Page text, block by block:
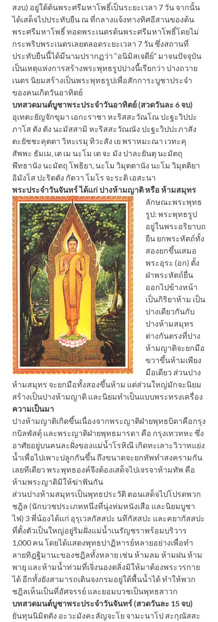
สงบ) อยู่ใต้ต้นพระศรีมหาโพธิ์เป็นระยะเวลา 7 วัน จากนั้น
ได้เสด็จไปประทับยืน ณ ที่กลางแจ้งทางทิศอีสานของต้น
พระศรีมหาโพธิ์ ทอดพระเนตรต้นพระศรีมหาโพธิ์โดยไม่
กระพริบพระเนตรเลยตลอดระยะเวลา 7 วัน ซึ่งสถานที่
ประทับยืนนี้ได้มีนามปรากฏว่า “อนิมิสเจดีย์” มาจนปัจจุบัน
เป็นเหตุแห่งการสร้างพระพุทธรูปปางนี้เรียกว่า ปางถวาย
เนตร นิยมสร้างเป็นพระพุทธรูปเพื่อสักการะบูชาประจำ
ของคนเกิดวันอาทิตย์
บทสวดมนต์บูชาพระประจำวันอาทิตย์ (สวดวันละ 6 จบ)
อุเทตะยัญจักขุมา เอกะราชา หะริสสะวัณโณ ปะฐะวิปปะ
ภาโส ตัง ตัง นะมัสสามิ หะริสสะวัณณัง ปะฐะวิปปะภาสัง
ตะยัชชะคุตตา วิหะเรมุ ทิวะสัง เย พราหมะณา เวทะคุ
สัพพะ ธัมเม, เต เม นะโม เต จะ มัง ปาละยันตุ นะมัตถุ
พึทธานัง นะมัตถุ โพธิยา, นะโม วิมุตตานัง นะโม วิมุตติยา
อิมังโส ปะริตตัง กัตวา โมโร จะระติ เอสะนา
พระประจำวันจันทร์ ได้แก่ ปางห้ามญาติ หรือ ห้ามสมุทร
ลักษณะพระพุทธ
รูป: พระพุทธรูป
อยู่ในพระอริยาบถ
ยืน ยกพระหัตถ์ทั้ง
สองยกขึ้นเสมอ
พระอุระ (อก) ตั้ง
ฝ่าพระหัตถ์ยื่น
ออกไปข้างหน้า
เป็นกิริยาห้าม เป็น
ปางเดียวกันกับ
ปางห้ามสมุทร
ต่างกันตรงที่ปาง
ห้ามญาติจะยกมือ
ขวาขึ้นห้ามเพียง
มือเดียว ส่วนปาง
ห้ามสมุทร จะยกมือทั้งสองขึ้นห้าม แต่ส่วนใหญ่มักจะนิยม
สร้างเป็นปางห้ามญาติ และนิยมทำเป็นแบบพระทรงเครื่อง
ความเป็นมา
ปางห้ามญาติเกิดขึ้นเนื่องจากพระญาติฝ่ายพุทธบิดาคือกรุง
กบิลพัสดุ์ และพระญาติฝ่ายพุทธมารดา คือ กรุงเทวทหะ ซึ่ง
อาศัยอยู่บนคนละฝั่งของแม่น้ำโรหิณี เกิดทะเลาะวิวาทแย่ง
น้ำเพื่อไปเพาะปลูกกันขึ้น ถึงขนาดจะยกทัพทำสงครามกัน
เลยทีเดียว พระพุทธองค์จึงต้องเสด็จไปเจรจาห้ามทัพ คือ
ห้ามพระญาติมิให้ฆ่าฟันกัน
ส่วนปางห้ามสมุทรเป็นพุทธประวัติ ตอนเสด็จไปโปรดพวก
ชฎิล (นักบวชประเภทหนึ่งที่นุ่งห่มหนังเสือ และนิยมบูชา
ไฟ) 3 พี่น้องได้แก่ อุรุเวลกัสสปะ นทีกัสสปะ และคยากัสสปะ
ที่ตั้งตัวเป็นใหญ่อยู่ริมฝั่งแม่น้ำเนรัญชราพร้อมบริวาร
1,000 คน โดยได้แสดงพุทธปาฏิหารย์หลายอย่างเพื่อทำ
ลายทิฎฐิมานะของชฎิลทั้งหลาย เช่น ห้ามลม ห้ามฝน ห้าม
พายุ และห้ามน้ำท่วมที่เจิ่งนองตลิ่งมิให้มาต้องพระวรกาย
ได้ อีกทั้งยังสามารถเดินจงกรมอยู่ใต้พื้นน้ำได้ ทำให้พวก
ชฎิลเห็นเป็นที่อัศจรรย์ และยอมบวชเป็นพุทธสาวก
บทสวดมนต์บูชาพระประจำวันจันทร์ (สวดวันละ 15 จบ)
ยันทุนนิมิตตัง อะวะมังคะลัญจะโย จามะนาโป สะกุณัสสะ